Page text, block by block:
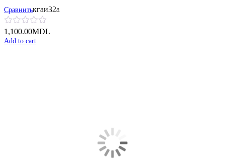
Сравнитькгаи32а
1,100.00MDL
Add to cart